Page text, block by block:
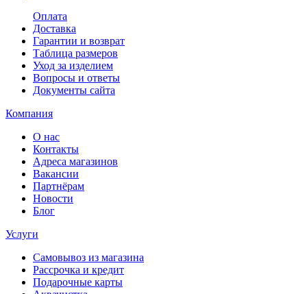
Оплата
Доставка
Гарантии и возврат
Таблица размеров
Уход за изделием
Вопросы и ответы
Документы сайта
Компания
О нас
Контакты
Адреса магазинов
Вакансии
Партнёрам
Новости
Блог
Услуги
Самовывоз из магазина
Рассрочка и кредит
Подарочные карты